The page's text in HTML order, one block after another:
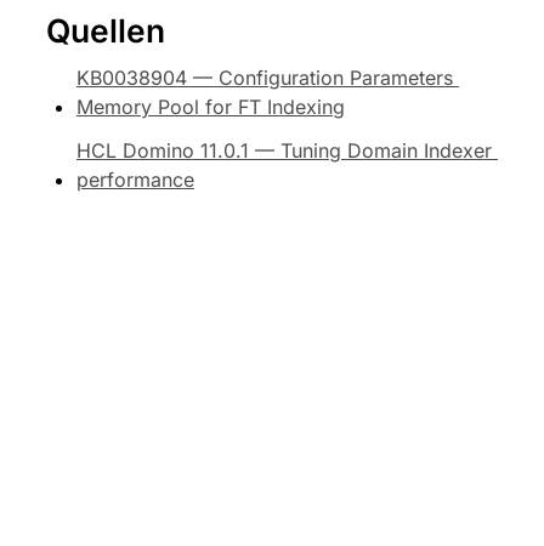
Quellen
KB0038904 — Configuration Parameters
Memory Pool for FT Indexing
HCL Domino 11.0.1 — Tuning Domain Indexer
performance